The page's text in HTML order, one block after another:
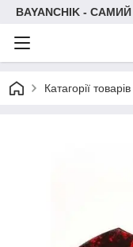
BAYANCHIK -
Катагорії товарів